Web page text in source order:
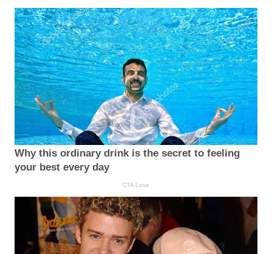
Why this ordinary drink is the secret to feeling
your best every day
CTA Love